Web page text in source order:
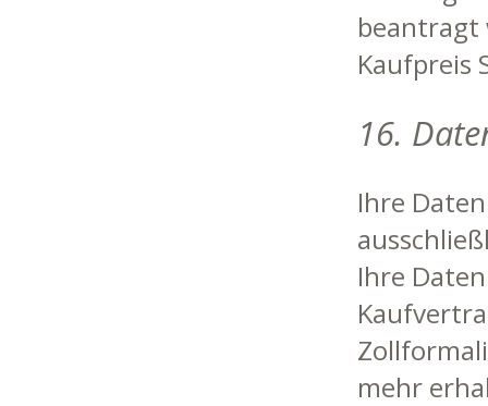
beantragt
Kaufpreis
16.
Ihre
Ihre
mehr